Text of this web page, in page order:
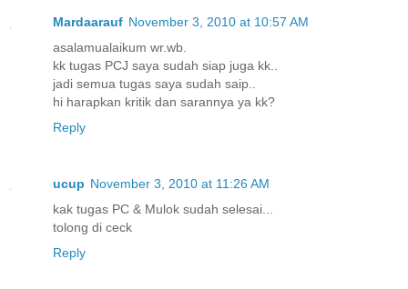
Mardaarauf November 3, 2010 at 10:57 AM
asalamualaikum wr.wb.
kk tugas PCJ saya sudah siap juga kk..
jadi semua tugas saya sudah saip..
hi harapkan kritik dan sarannya ya kk?
Reply
ucup November 3, 2010 at 11:26 AM
kak tugas PC & Mulok sudah selesai...
tolong di ceck
Reply